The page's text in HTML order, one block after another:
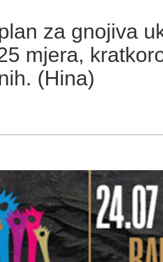
za gnojiva
mjera,
(Hina)